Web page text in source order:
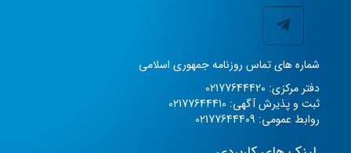
شماره های تماس روزنامه جمهوری اسلامی
دفتر مرکزی: 02177644420
ثبت و پذیرش آگهی: 02177644410
روابط عمومی: 02177644409